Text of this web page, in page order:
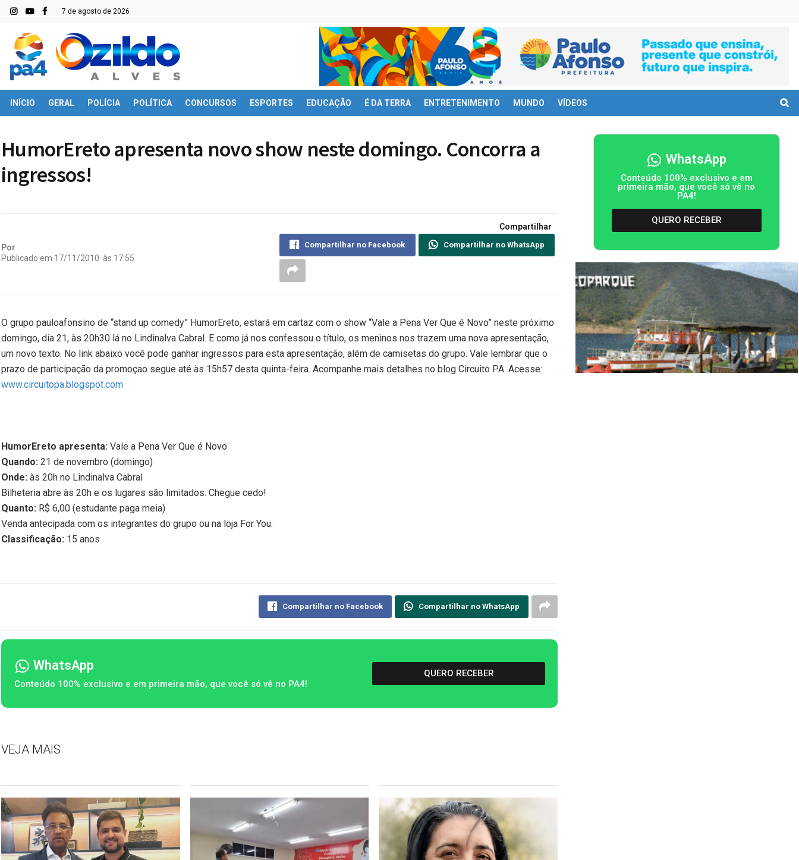
7 de agosto de 2026
INÍCIO GERAL POLÍCIA POLÍTICA CONCURSOS ESPORTES EDUCAÇÃO É DA TERRA ENTRETENIMENTO MUNDO VÍDEOS
HumorEreto apresenta novo show neste domingo. Concorra a
ingressos!
Por
Publicado em 17/11/2010 às 17:55
Compartilhar
Compartilhar no Facebook Compartilhar no WhatsApp
O grupo pauloafonsino de “stand up comedy” HumorEreto, estará em cartaz com o show “Vale a Pena Ver Que é Novo” neste próximo
domingo, dia 21, às 20h30 lá no Lindinalva Cabral. E como já nos confessou o título, os meninos nos trazem uma nova apresentação,
um novo texto. No link abaixo você pode ganhar ingressos para esta apresentação, além de camisetas do grupo. Vale lembrar que o
prazo de participação da promoçao segue até às 15h57 desta quinta-feira. Acompanhe mais detalhes no blog Circuito PA. Acesse:
www.circuitopa.blogspot.com
HumorEreto apresenta: Vale a Pena Ver Que é Novo
Quando: 21 de novembro (domingo)
Onde: às 20h no Lindinalva Cabral
Bilheteria abre às 20h e os lugares são limitados. Chegue cedo!
Quanto: R$ 6,00 (estudante paga meia)
Venda antecipada com os integrantes do grupo ou na loja For You.
Classificação: 15 anos
Compartilhar no Facebook Compartilhar no WhatsApp
WhatsApp
Conteúdo 100% exclusivo e em primeira mão, que você só vê no PA4!
QUERO RECEBER
VEJA MAIS
WhatsApp
Conteúdo 100% exclusivo e em
primeira mão, que você só vê no
PA4!
QUERO RECEBER